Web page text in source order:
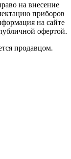
на внесение
приборов
на сайте
офертой.
продавцом.